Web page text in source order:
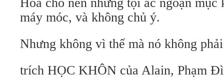
máy móc, và không chủ ý.
Nhưng không vì thế mà nó không
trích HỌC KHÔN của Alain, Phạm